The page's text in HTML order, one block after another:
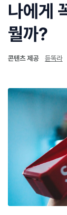
나에게
뭘까?
콘텐츠 제공 듣똑라